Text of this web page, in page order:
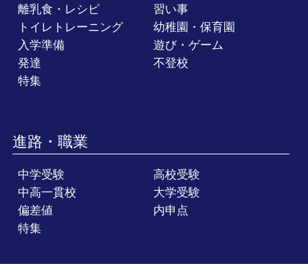
離乳食・レシピ
習い事
トイレトレーニング
幼稚園・保育園
入学準備
遊び・ゲーム
発達
不登校
特集
進路・職業
中学受験
高校受験
中高一貫校
大学受験
偏差値
内申点
特集